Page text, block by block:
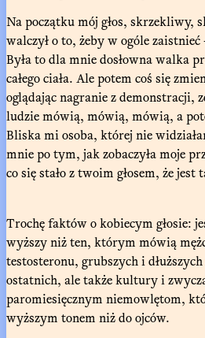
Na początku mój głos, skrzekliwy,
walczył o to, żeby w ogóle
Była to dla mnie dosłowna walka
całego ciała. Ale potem coś się
oglądając nagranie z demonstracji,
ludzie mówią, mówią, mówią, a
Bliska mi osoba, której nie
mnie po tym, jak zobaczyła moje
co się stało z twoim głosem, że jest
Trochę faktów o kobiecym głosie:
wyższy niż ten, którym mówią
testosteronu, grubszych i
ostatnich, ale także kultury i
paromiesięcznym niemowlętom,
wyższym tonem niż do ojców.